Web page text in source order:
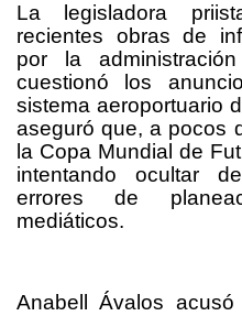
La legisladora
recientes obras de
por la
cuestionó los
sistema aeroportuario
aseguró que, a pocos
la Copa Mundial de
intentando ocultar
errores de
mediáticos.
Anabell Ávalos